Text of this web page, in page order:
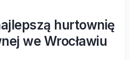
hurtownię
we Wrocławiu